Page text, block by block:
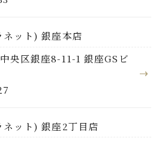
ット) 銀座本店
央区銀座8-11-1 銀座GSビ
ット) 銀座2丁目店